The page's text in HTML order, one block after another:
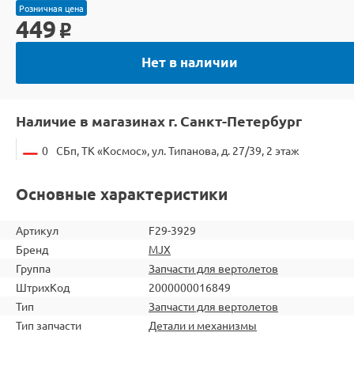
Розничная цена
449 o
Нет в наличии
Наличие в магазинах г. Санкт-Петербург
0 СБп, ТК «Космос», ул. Типанова, д. 27/39, 2 этаж
Основные характеристики
Артикул
F29-3929
Бренд
MJX
Группа
Запчасти для вертолетов
ШтрихКод
2000000016849
Тип
Запчасти для вертолетов
Тип запчасти
Детали и механизмы